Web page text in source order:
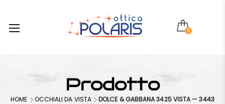
0
Prodotto
HOME OCCHIALI DA VISTA DOLCE & GABBANA 3425 VISTA — 3443